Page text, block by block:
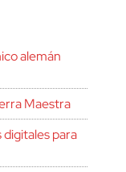
alemán
Maestra
para